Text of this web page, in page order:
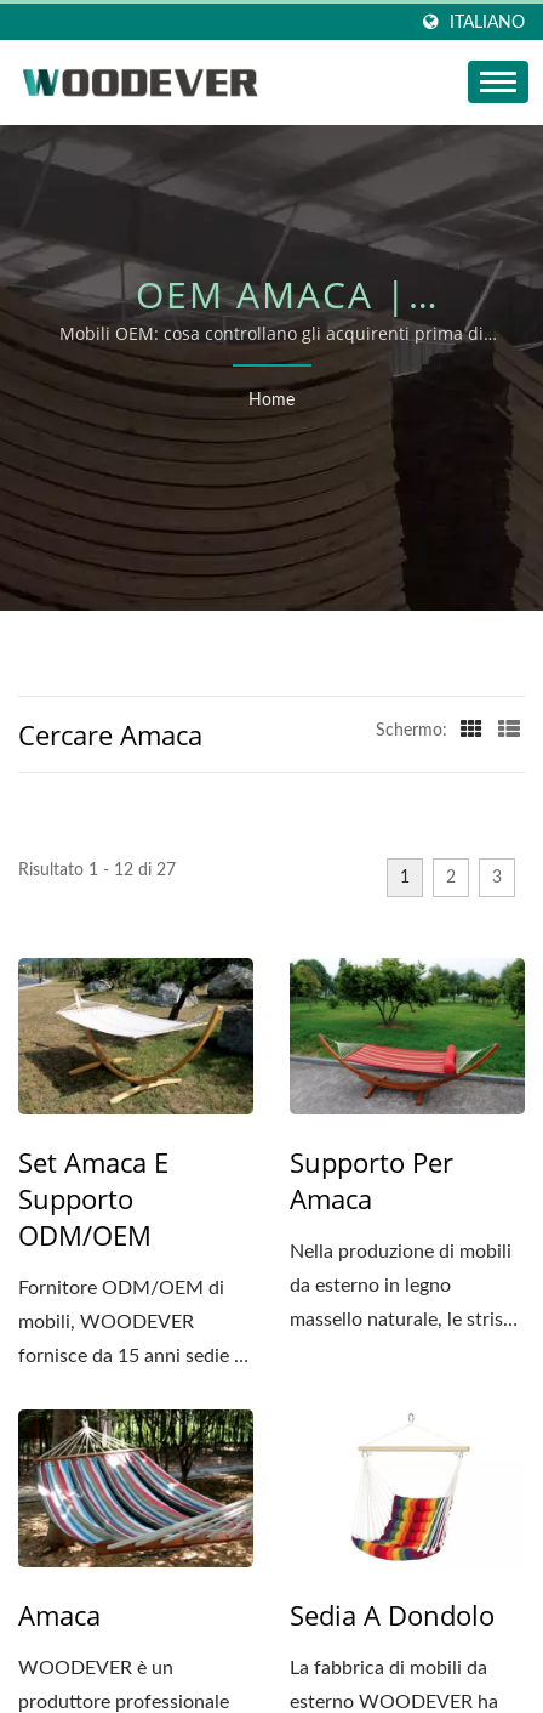
ITALIANO
OEM AMACA |
COLLEZIONI OUTDOOR
WOODEVER
Mobili OEM: cosa controllano gli acquirenti prima di
richiedere supporto OEM/ODM
Home
Cercare Amaca Schermo:
Risultato 1 - 12 di 27 1 2 3
Set Amaca E
Supporto
ODM/OEM
Fornitore ODM/OEM di
mobili, WOODEVER
fornisce da 15 anni sedie a
Supporto Per
Amaca
Nella produzione di mobili
da esterno in legno
massello naturale, le strisce
Amaca
WOODEVER è un
produttore professionale
Sedia A Dondolo
La fabbrica di mobili da
esterno WOODEVER ha